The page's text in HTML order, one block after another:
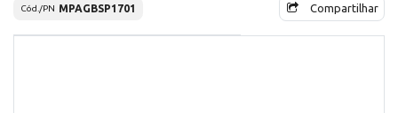
Cód./PN MPAGBSP1701 Compartilhar